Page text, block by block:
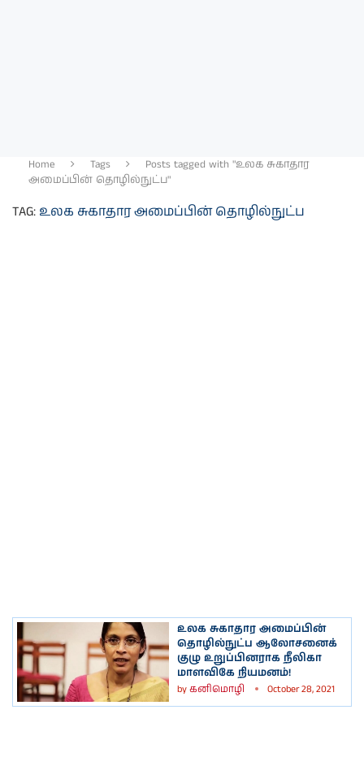
Home Tags
Posts tagged with "உலக சுகாதார
அமைப்பின் தொழில்நுட்ப"
TAG: உலக சுகாதார அமைப்பின் தொழில்நுட்ப
உலக சுகாதார அமைப்பின்
தொழில்நுட்ப ஆலோசனைக்
குழு உறுப்பினராக நீலிகா
மாளவிகே நியமனம்!
byகனிமொழி October 28, 2021